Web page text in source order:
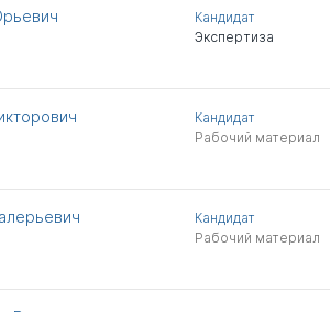
Кандидат
Экспертиза
Кандидат
Рабочий материал
Кандидат
Рабочий материал